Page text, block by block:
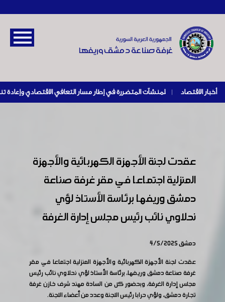
أخبار الاقتصاد |
عقدت لجنة الأجهزة الكهربائية والأجهزة
المنزلية اجتماعا في مقر غرفة صناعة
دمشق وريفها برئاسة الأستاذ لؤي
نحلاوي نائب رئيس مجلس إدارة الغرفة
دمشق 4/5/2025
عقدت لجنة الأجهزة الكهربائية والأجهزة المنزلية اجتماعا في مقر
غرفة صناعة دمشق وريفها، برئاسة الأستاذ لؤي نحلاوي نائب رئيس
مجلس إدارة الغرفة، وبحضور كل من السادة مهند شرف خازن غرفة
تجارة دمشق، ولؤي حرابا رئيس اللجنة وعدد من أعضاء اللجنة.